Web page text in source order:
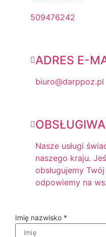
Imię nazwisko *
509476242
ADRES E-
biuro@darppoz.pl
Nasze usługi
naszego kraju.
obsługujemy
odpowiemy na